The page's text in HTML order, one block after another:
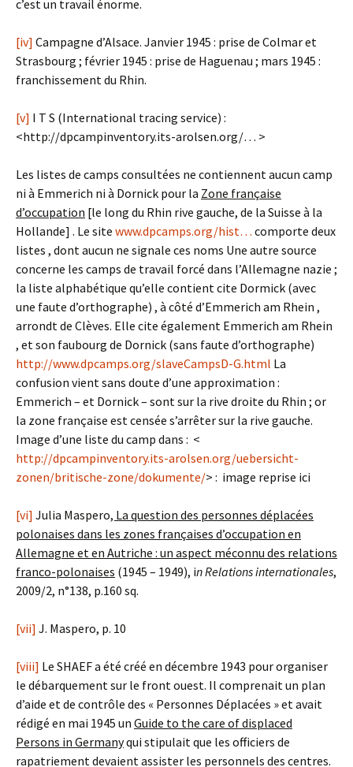
c’est un travail énorme.
[iv] Campagne d’Alsace. Janvier 1945 : prise de Colmar et
Strasbourg ; février 1945 : prise de Haguenau ; mars 1945 :
franchissement du Rhin.
[v] I T S (International tracing service) :
<http://dpcampinventory.its-arolsen.org/… >
Les listes de camps consultées ne contiennent aucun camp
ni à Emmerich ni à Dornick pour la Zone française
d’occupation [le long du Rhin rive gauche, de la Suisse à la
Hollande] . Le site www.dpcamps.org/hist… comporte deux
listes , dont aucun ne signale ces noms Une autre source
concerne les camps de travail forcé dans l’Allemagne nazie ;
la liste alphabétique qu’elle contient cite Dormick (avec
une faute d’orthographe) , à côté d’Emmerich am Rhein ,
arrondt de Clèves. Elle cite également Emmerich am Rhein
, et son faubourg de Dornick (sans faute d’orthographe)
http://www.dpcamps.org/slaveCampsD-G.html La
confusion vient sans doute d’une approximation :
Emmerich – et Dornick – sont sur la rive droite du Rhin ; or
la zone française est censée s’arrêter sur la rive gauche.
Image d’une liste du camp dans : <
http://dpcampinventory.its-arolsen.org/uebersicht-
zonen/britische-zone/dokumente/> : image reprise ici
[vi] Julia Maspero, La question des personnes déplacées
polonaises dans les zones françaises d’occupation en
Allemagne et en Autriche : un aspect méconnu des relations
franco-polonaises (1945 – 1949), in Relations internationales,
2009/2, n°138, p.160 sq.
[vii] J. Maspero, p. 10
[viii] Le SHAEF a été créé en décembre 1943 pour organiser
le débarquement sur le front ouest. Il comprenait un plan
d’aide et de contrôle des « Personnes Déplacées » et avait
rédigé en mai 1945 un Guide to the care of displaced
Persons in Germanyqui stipulait que les officiers de
rapatriement devaient assister les personnels des centres.